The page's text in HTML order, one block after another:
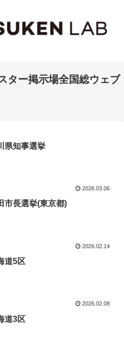
ター掲示場全国総ウェブ
県知事選挙
2026.03.06
市長選挙(東京都)
2026.02.14
道5区
2026.02.08
道3区